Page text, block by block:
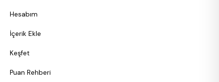
Hesabım
İçerik Ekle
Keşfet
Puan Rehberi